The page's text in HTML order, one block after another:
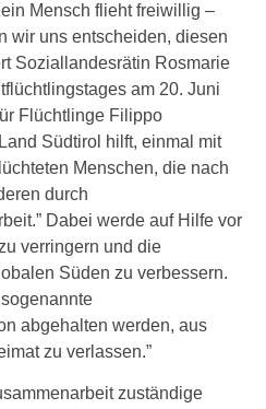
Mensch flieht freiwillig –
wir uns entscheiden, diesen
Soziallandesrätin Rosmarie
am 20. Juni
Flüchtlinge Filippo
Südtirol hilft, einmal mit
Menschen, die nach
durch
Dabei werde auf Hilfe vor
verringern und die
Süden zu verbessern.
abgehalten werden, aus
zu verlassen.”
zuständige